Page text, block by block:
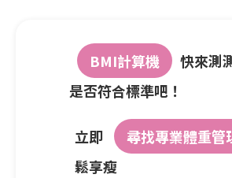
BMI計算機
快來測
是否符合標準吧！
立即 尋找專業體重管
鬆享瘦